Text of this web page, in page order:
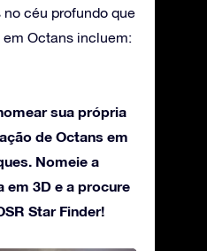
céu profundo que
Octans incluem:
sua própria
de Octans em
Nomeie a
em 3D e a procure
Star Finder!